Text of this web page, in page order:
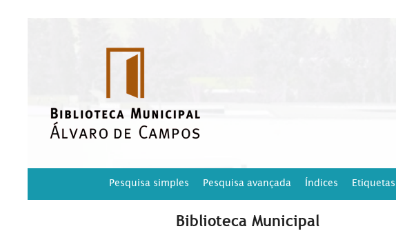
Pesquisa simples Pesquisa avançada Índices Etiquetas
Biblioteca Municipal